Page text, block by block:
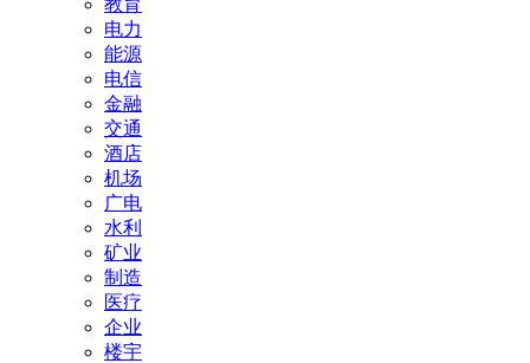
教育
电力
能源
电信
金融
交通
酒店
机场
广电
水利
矿业
制造
医疗
企业
楼宇